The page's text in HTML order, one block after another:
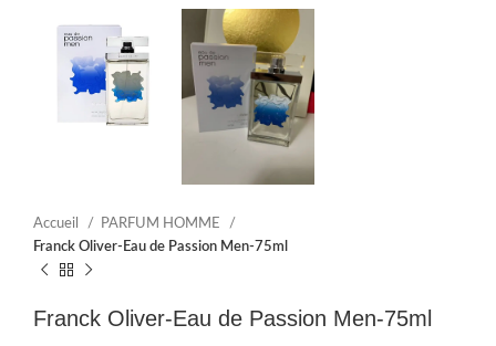
Accueil
PARFUM HOMME
Franck Oliver-Eau de Passion Men-75ml
Franck Oliver-Eau de Passion Men-75ml